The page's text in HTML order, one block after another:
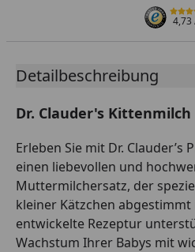
4,73
Detailbeschreibung
Dr. Clauder's Kittenmilch
Erleben Sie mit Dr. Clauder’s
einen liebevollen und
Muttermilchersatz, der
kleiner Kätzchen
entwickelte Rezeptur
Wachstum Ihrer Babys mit